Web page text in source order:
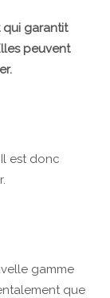
qui garantit
peuvent
est donc
gamme
que